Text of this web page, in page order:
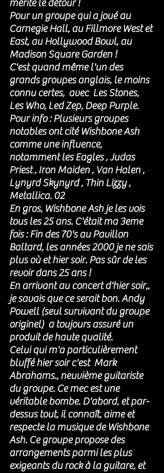
mérite le détour !
Pour un groupe qui a joué au
Carnegie Hall, au Fillmore West et
East, au Hollywood Bowl, au
Madison Square Garden !
C'est quand même l'un des
grands groupes anglais, le moins
connu certes,  avec  Les Stones,
Les Who, Led Zep, Deep Purple.
Pour info : Plusieurs groupes
notables ont cité Wishbone Ash
comme une influence,
notamment les Eagles , Judas
Priest , Iron Maiden , Van Halen ,
Lynyrd Skynyrd , Thin Lizzy ,
Metallica. 02
En gros, Wishbone Ash je les vois
tous les 25 ans. C'était ma 3eme
fois : Fin des 70's au Pavillon
Baltard, les années 2000 je ne sais
plus où et hier soir. Pas sûr de les
revoir dans 25 ans !
En arrivant au concert d'hier soir,,
je savais que ce serait bon. Andy
Powell (seul survivant du groupe
originel)  a toujours assuré un
produit de haute qualité.
Celui qui m'a particulièrement
bluffé hier soir c'est  Mark
Abrahams., neuvième guitariste
du groupe. Ce mec est une
véritable bombe. D'abord, et par-
dessus tout, il connaît, aime et
respecte la musique de Wishbone
Ash. Ce groupe propose des
arrangements parmi les plus
exigeants du rock à la guitare, et